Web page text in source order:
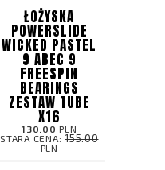
ŁOŻYSKA
POWERSLIDE
WICKED PASTEL
9 ABEC 9
FREESPIN
BEARINGS
ZESTAW TUBE
X16
130.00 PLN
STARA CENA: 155.00
PLN